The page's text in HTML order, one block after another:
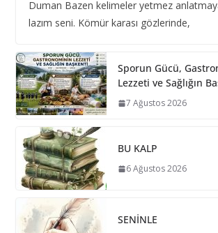
Duman Bazen kelimeler yetmez
lazım seni. Kömür karası gözlerinde,
Sporun Gücü,
Lezzeti ve Sağlığın
7 Ağustos 2026
BU KALP
6 Ağustos 2026
SENİNLE